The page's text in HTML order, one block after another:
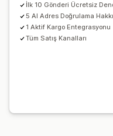
İlk 10 Gönderi Ücretsiz
5 AI Adres Doğrulama Hakkı
1 Aktif Kargo Entegrasyonu
Tüm Satış Kanalları